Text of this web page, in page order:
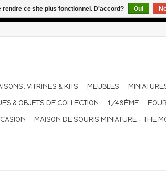
VITRINES & KITS MEUBLES
& OBJETS DE COLLECTION
1/48ÈME
MAISON DE SOURIS MINIATURE - THE
ce site plus fonctionnel. D'accord? Oui
vacances. Les envois sont effectués